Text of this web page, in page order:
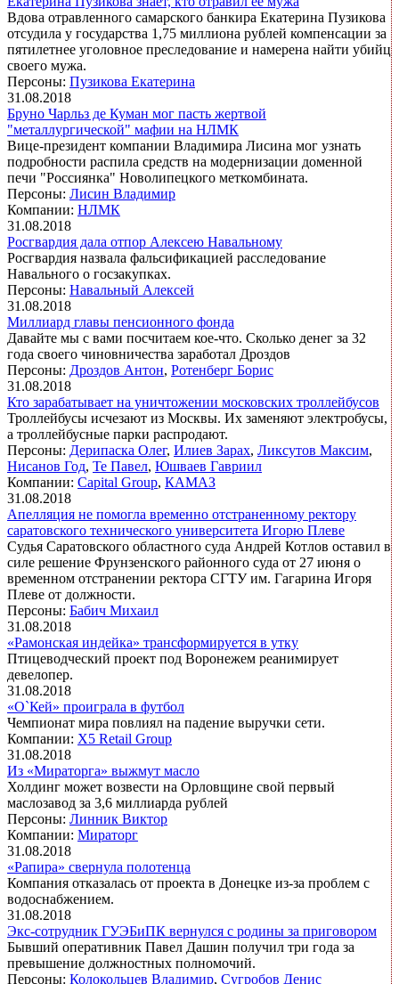
Вдова отравленного самарского банкира Екатерина Пузикова
отсудила у государства 1,75 миллиона рублей компенсации за
пятилетнее уголовное преследование и намерена найти убийц
своего мужа.
Персоны: Пузикова Екатерина
31.08.2018
Бруно Чарльз де Куман мог пасть жертвой
"металлургической" мафии на НЛМК
Вице-президент компании Владимира Лисина мог узнать
подробности распила средств на модернизации доменной
печи "Россиянка" Новолипецкого меткомбината.
Персоны: Лисин Владимир
Компании: НЛМК
31.08.2018
Росгвардия дала отпор Алексею Навальному
Росгвардия назвала фальсификацией расследование
Навального о госзакупках.
Персоны: Навальный Алексей
31.08.2018
Миллиард главы пенсионного фонда
Давайте мы с вами посчитаем кое-что. Сколько денег за 32
года своего чиновничества заработал Дроздов
Персоны: Дроздов Антон, Ротенберг Борис
31.08.2018
Кто зарабатывает на уничтожении московских троллейбусов
Троллейбусы исчезают из Москвы. Их заменяют электробусы,
а троллейбусные парки распродают.
Персоны: Дерипаска Олег, Илиев Зарах, Ликсутов Максим,
Нисанов Год, Те Павел, Юшваев Гавриил
Компании: Capital Group, КАМАЗ
31.08.2018
Апелляция не помогла временно отстраненному ректору
саратовского технического университета Игорю Плеве
Судья Саратовского областного суда Андрей Котлов оставил в
силе решение Фрунзенского районного суда от 27 июня о
временном отстранении ректора СГТУ им. Гагарина Игоря
Плеве от должности.
Персоны: Бабич Михаил
31.08.2018
«Рамонская индейка» трансформируется в утку
Птицеводческий проект под Воронежем реанимирует
девелопер.
31.08.2018
«О`Кей» проиграла в футбол
Чемпионат мира повлиял на падение выручки сети.
Компании: X5 Retail Group
31.08.2018
Из «Мираторга» выжмут масло
Холдинг может возвести на Орловщине свой первый
маслозавод за 3,6 миллиарда рублей
Персоны: Линник Виктор
Компании: Мираторг
31.08.2018
«Рапира» свернула полотенца
Компания отказалась от проекта в Донецке из-за проблем с
водоснабжением.
31.08.2018
Экс-сотрудник ГУЭБиПК вернулся с родины за приговором
Бывший оперативник Павел Дашин получил три года за
превышение должностных полномочий.
Персоны: Колокольцев Владимир, Сугробов Денис